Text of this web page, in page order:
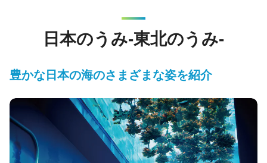
日本のうみ-東北のうみ-
豊かな日本の海のさまざまな姿を紹介